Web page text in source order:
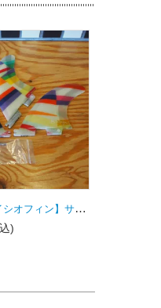
ratio fin【レイシオフィン】サーフボードフィン FCSⅡ用トライフィン Sサイズ カラーストライプ
)